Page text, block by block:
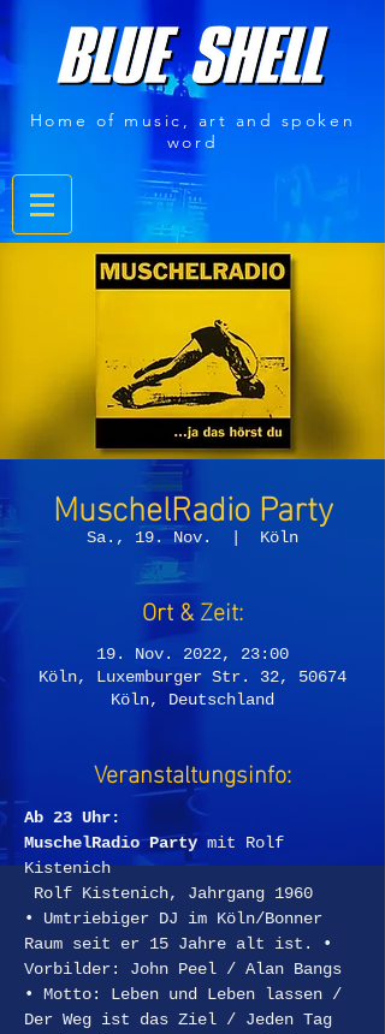
Home of music, art and spoken
word
MuschelRadio Party
Sa., 19. Nov. Köln
Ort & Zeit:
19. Nov. 2022, 23:00
Köln, Luxemburger Str. 32, 50674
Köln, Deutschland
Veranstaltungsinfo:
Ab 23 Uhr:
MuschelRadio Party mit Rolf
Kistenich
Rolf Kistenich, Jahrgang 1960
• Umtriebiger DJ im Köln/Bonner
Raum seit er 15 Jahre alt ist. •
Vorbilder: John Peel / Alan Bangs
• Motto: Leben und Leben lassen /
Der Weg ist das Ziel / Jeden Tag